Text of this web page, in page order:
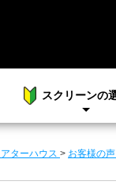
スクリーンの
ターハウス > お客様の声